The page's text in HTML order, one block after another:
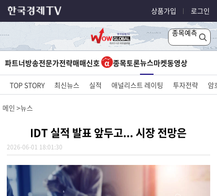
상품가입 로그인
종목예측
파트너방송전문가전략매매신호 종목토론뉴스마켓동영상
TOP STORY 최신뉴스 실적 애널리스트 레이팅 투자전략 암
메인 뉴스
IDT 실적 발표 앞두고... 시장 전망은
2026-06-01 18:01:30